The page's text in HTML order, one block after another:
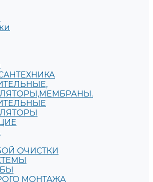
ОЧИСТКИ
МОНТАЖА